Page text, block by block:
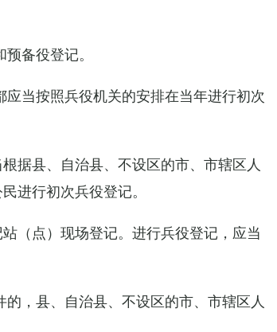
备役登记。
当按照兵役机关的安排在当年进行初次
据县、自治县、不设区的市、市辖区人
进行初次兵役登记。
（点）现场登记。进行兵役登记，应当
，县、自治县、不设区的市、市辖区人